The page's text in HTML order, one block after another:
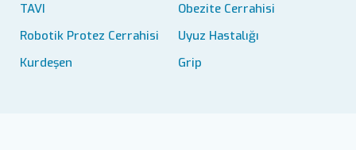
TAVI
Obezite Cerrahisi
Robotik Protez Cerrahisi
Uyuz Hastalığı
Kurdeşen
Grip